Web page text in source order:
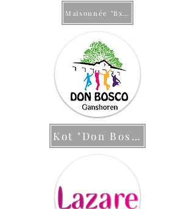
Kot "Don Bosco"